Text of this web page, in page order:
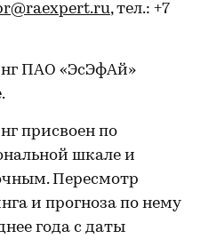
, тел.: +7
ПАО «ЭсЭфАй»
присвоен по
шкале и
Пересмотр
и прогноза по нему
года с даты